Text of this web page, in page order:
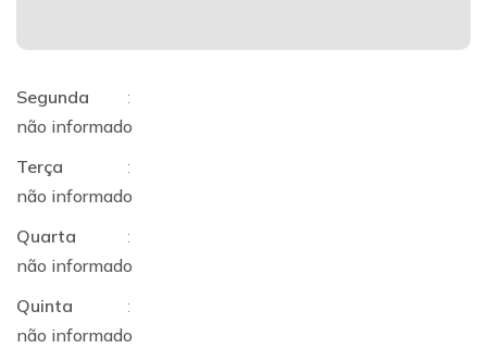
Segunda
:
não informado
Terça
:
não informado
Quarta
:
não informado
Quinta
:
não informado